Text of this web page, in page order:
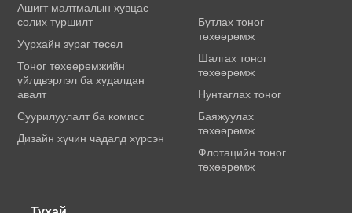
Ашигт малтмалын хувцас
солих туршилт
Уурхайн зураг төсөл
Тоног төхөөрөмжийн
үйлдвэрлэл ба худалдан
авалт
Суурилуулалт ба комисс
Дизайн хүчин чадалд хүрсэн
Бутлах тоног
төхөөрөмж
Шалгах тоног
төхөөрөмж
Нунтаглах тоног
Баяжуулах
төхөөрөмж
Флотацийн тоног
төхөөрөмж